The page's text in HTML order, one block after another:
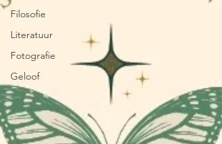
Filosofie
Literatuur
Fotografie
Geloof